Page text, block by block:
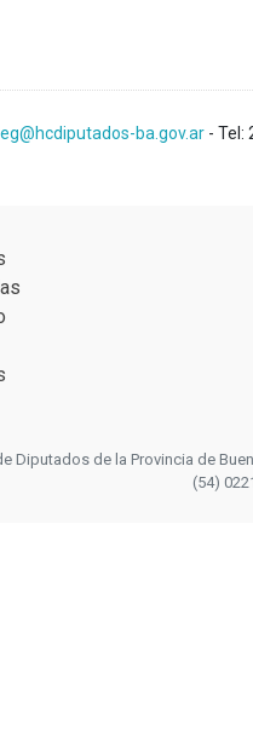
ba.gov.ar - Tel:
Diputados de la Provincia de
(54)